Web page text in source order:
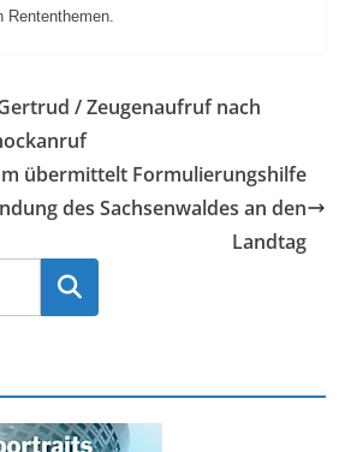
Rententhemen.
/ Zeugenaufruf nach
übermittelt Formulierungshilfe
des Sachsenwaldes an den
Landtag
Suchen